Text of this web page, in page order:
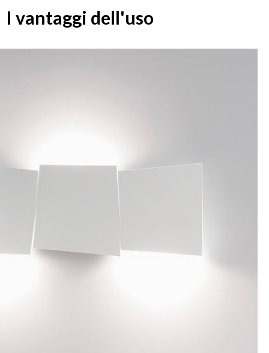
I vantaggi dell'uso